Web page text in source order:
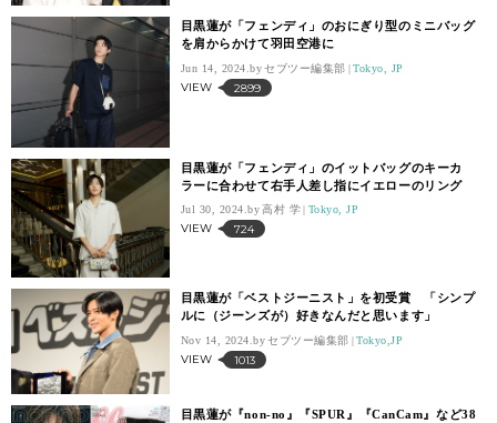
目黒蓮が「フェンディ」のおにぎり型のミニバッグ
を肩からかけて羽田空港に
Jun 14, 2024. セブツー編集部 Tokyo, JP
VIEW 2899
目黒蓮が「フェンディ」のイットバッグのキーカ
ラーに合わせて右手人差し指にイエローのリング
Jul 30, 2024. 高村 学 Tokyo, JP
VIEW 724
目黒蓮が「ベストジーニスト」を初受賞 「シンプ
ルに（ジーンズが）好きなんだと思います」
Nov 14, 2024. セブツー編集部 Tokyo,JP
VIEW 1013
目黒蓮が『non-no』『SPUR』『CanCam』など38